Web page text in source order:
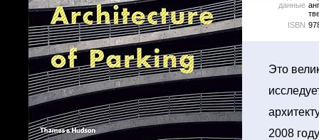
данные
ISBN
Это
2008